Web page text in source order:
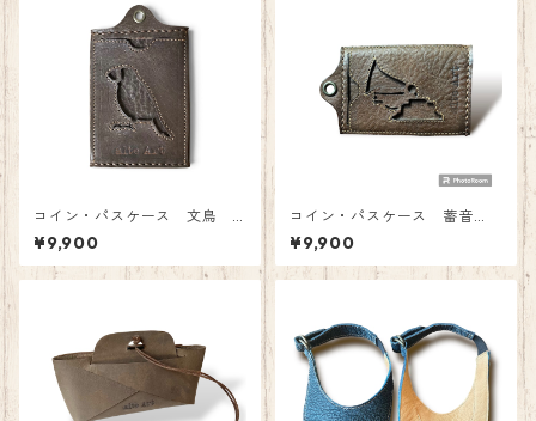
コイン・パスケース 文鳥
グレー
¥9,900
コイン・パスケース 蓄音
機 カーキグレー
¥9,900